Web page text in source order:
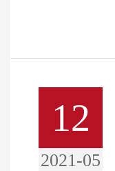
12
2021-05